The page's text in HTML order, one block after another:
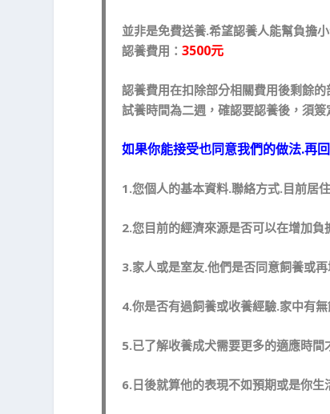
並非是免費送養.希望認養人能幫負擔
認養費用：3500元
認養費用在扣除部分相關費用後剩餘
試養時間為二週，確認要認養後，須
如果你能接受也同意我們的做法.再
1.您個人的基本資料.聯絡方式.目前居
2.您目前的經濟來源是否可以在增加負
3.家人或是室友.他們是否同意飼養或
4.你是否有過飼養或收養經驗.家中有
5.已了解收養成犬需要更多的適應時
6.日後就算他的表現不如預期或是你